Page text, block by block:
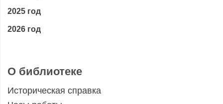
2025 год
2026 год
О библиотеке
Историческая справка